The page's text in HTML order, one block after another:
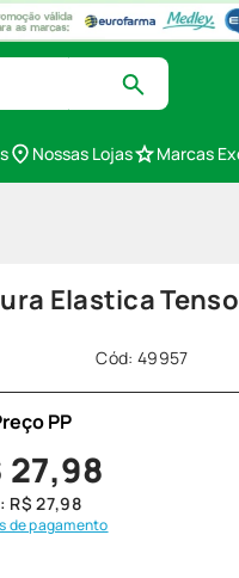
Nossas Lojas Marcas
Elastica
Cód:49957
PP
27,98
R$ 27,98
de pagamento